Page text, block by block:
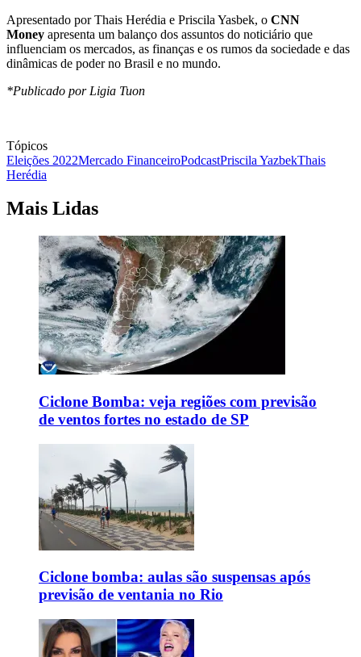
Apresentado por Thais Herédia e Priscila Yasbek, o CNN
Money apresenta um balanço dos assuntos do noticiário que
influenciam os mercados, as finanças e os rumos da sociedade e das
dinâmicas de poder no Brasil e no mundo.
*Publicado por Ligia Tuon
Tópicos
Eleições 2022Mercado FinanceiroPodcastPriscila YazbekThais
Herédia
Mais Lidas
Ciclone Bomba: veja regiões com previsão
de ventos fortes no estado de SP
Ciclone bomba: aulas são suspensas após
previsão de ventania no Rio